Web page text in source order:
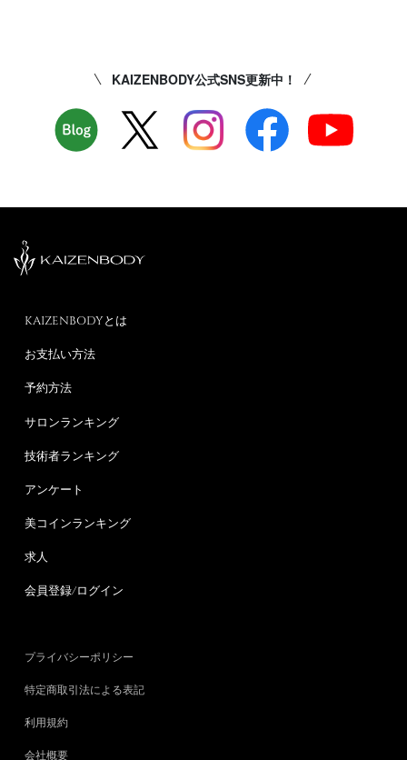
KAIZENBODY公式SNS更新中！
KAIZENBODYとは
お支払い方法
予約方法
サロンランキング
技術者ランキング
アンケート
美コインランキング
求人
会員登録/ログイン
プライバシーポリシー
特定商取引法による表記
利用規約
会社概要